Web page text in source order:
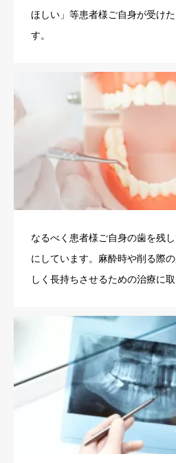
ほしい」等患者様ご自身が受け
す。
なるべく患者様ご自身の歯を残
にしています。麻酔時や削る際
しく長持ちさせるための治療に取